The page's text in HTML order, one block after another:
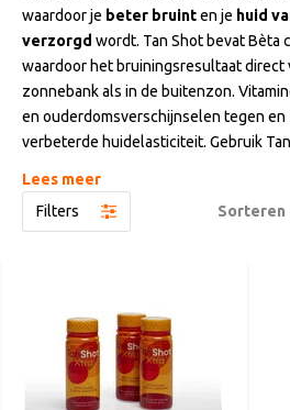
waardoor je beter bruinten je huid
verzorgd wordt. Tan Shot bevat Bèta
waardoor het bruiningsresultaat
zonnebank als in de buitenzon.
en ouderdomsverschijnselen tegen en
verbeterde huidelasticiteit. Gebruik
een goede zonnebankcrème voor een
maximaal 3 Tan Shots per week. De
kokos smaak. Let vooral op onze
Lees meer
Filters
Sorteren